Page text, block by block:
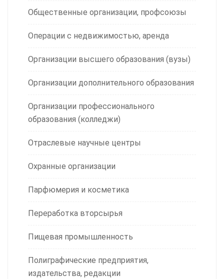
Общественные организации, профсоюзы
Операции с недвижимостью, аренда
Организации высшего образования (вузы)
Организации дополнительного образования
Организации профессионального
образования (колледжи)
Отраслевые научные центры
Охранные организации
Парфюмерия и косметика
Переработка вторсырья
Пищевая промышленность
Полиграфические предприятия,
издательства, редакции